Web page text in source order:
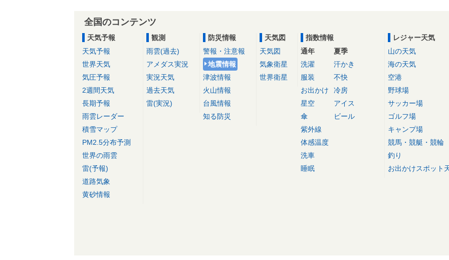
全国のコンテンツ
天気予報
天気予報
世界天気
気圧予報
2週間天気
長期予報
雨雲レーダー
積雪マップ
PM2.5分布予測
世界の雨雲
雷(予報)
道路気象
黄砂情報
観測
雨雲(過去)
アメダス実況
実況天気
過去天気
雷(実況)
防災情報
警報・注意報
地震情報
津波情報
火山情報
台風情報
知る防災
天気図
天気図
気象衛星
世界衛星
指数情報
通年
洗濯
服装
お出かけ
星空
傘
紫外線
体感温度
洗車
睡眠
夏季
汗かき
不快
冷房
アイス
ビール
レジャー天気
山の天気
海の天気
空港
野球場
サッカー場
ゴルフ場
キャンプ場
競馬・競艇・競輪
釣り
お出かけスポット